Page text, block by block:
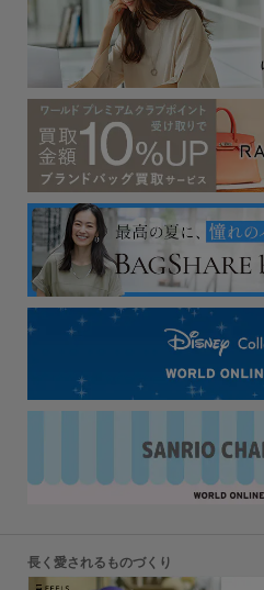
長く愛されるものづくり